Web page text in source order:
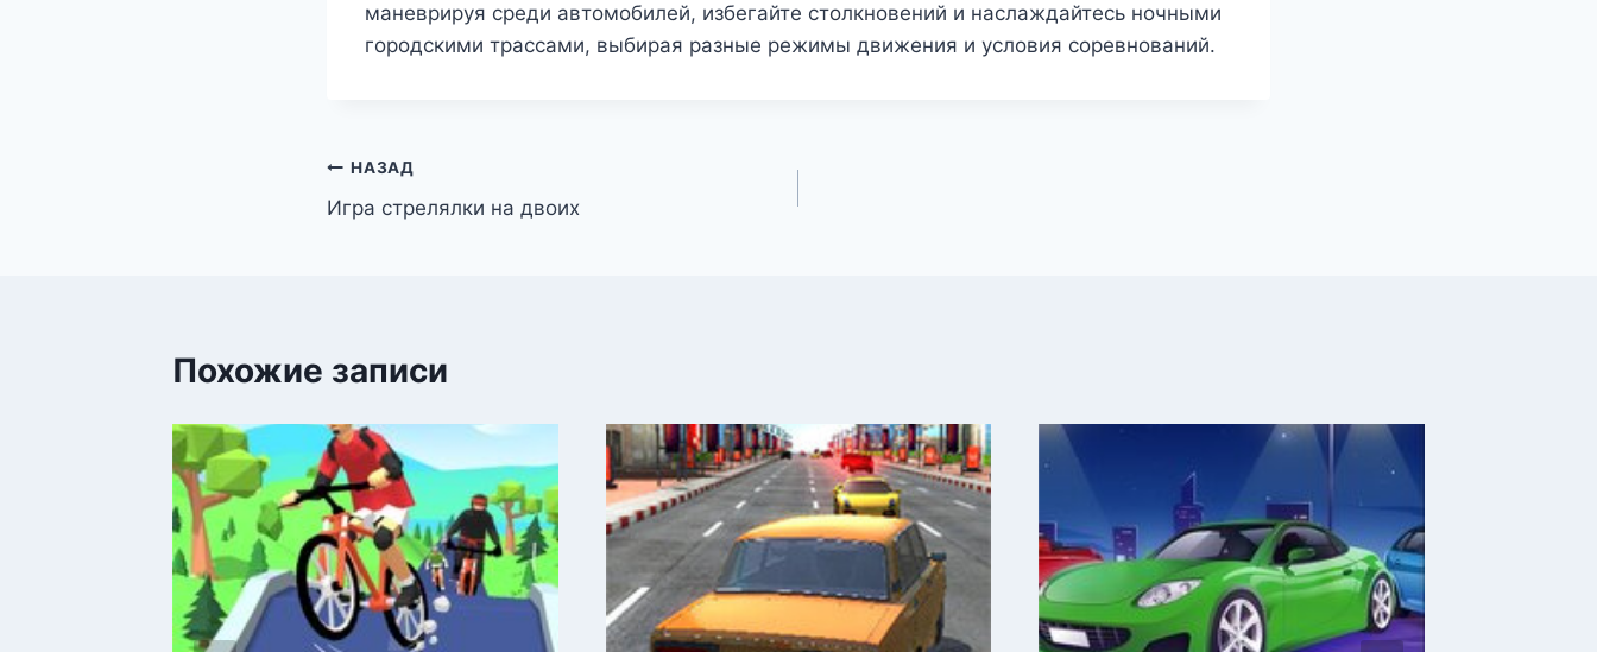
маневрируя среди автомобилей, избегайте столкновений и наслаждайтесь ночными
городскими трассами, выбирая разные режимы движения и условия соревнований.
Навигация
по
НАЗАД
Игра стрелялки на двоих
Похожие записи